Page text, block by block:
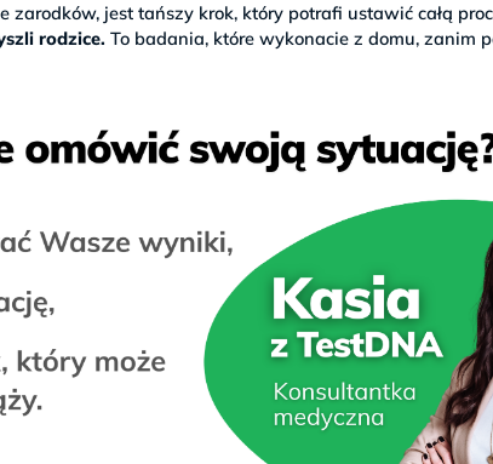
jest tańszy krok, który potrafi ustawić całą
rodzice. To badania, które wykonacie z domu, zanim